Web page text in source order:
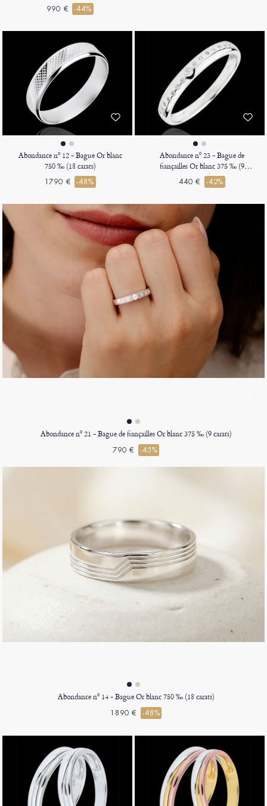
990 € -44%
Abondance nº 12 - Bague Or blanc
750 ‰ (18 carats)
1790 € -48%
Abondance nº 23 - Bague de
fiançailles Or blanc 375 ‰ (9
carats)
440 € -42%
Abondance nº 21 - Bague de fiançailles Or blanc 375 ‰ (9 carats)
790 € -45%
Abondance nº 14 - Bague Or blanc 750 ‰ (18 carats)
1890 € -48%